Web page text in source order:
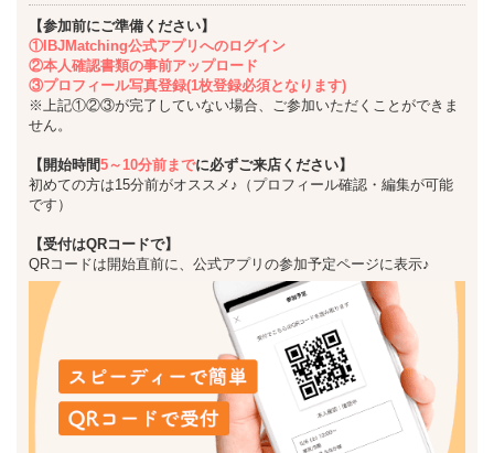
【参加前にご準備ください】
①IBJMatching公式アプリへのログイン
②本人確認書類の事前アップロード
③プロフィール写真登録(1枚登録必須となります)
※上記①②③が完了していない場合、ご参加いただくことができま
せん。
【開始時間5～10分前までに必ずご来店ください】
初めての方は15分前がオススメ♪（プロフィール確認・編集が可能
です）
【受付はQRコードで】
QRコードは開始直前に、公式アプリの参加予定ページに表示♪